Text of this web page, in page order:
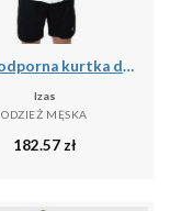
Wodoodporna kurtka do biegania Izas Brezel II
Izas
ODZIEŻ MĘSKA
182.57 zł